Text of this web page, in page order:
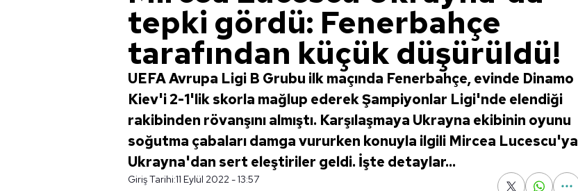
tepki gördü: Fenerbahçe
tarafından küçük düşürüldü!
UEFA Avrupa Ligi B Grubu ilk maçında Fenerbahçe, evinde Dinamo
Kiev'i 2-1'lik skorla mağlup ederek Şampiyonlar Ligi'nde elendiği
rakibinden rövanşını almıştı. Karşılaşmaya Ukrayna ekibinin oyunu
soğutma çabaları damga vururken konuyla ilgili Mircea Lucescu'ya
Ukrayna'dan sert eleştiriler geldi. İşte detaylar...
Giriş Tarihi:11 Eylül 2022 - 13:57